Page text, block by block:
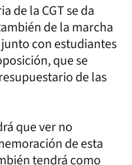
de la CGT se da
de la marcha
con estudiantes
que se
de las
que ver no
de esta
tendrá como